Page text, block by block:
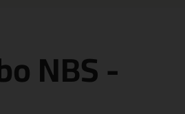
NBS -